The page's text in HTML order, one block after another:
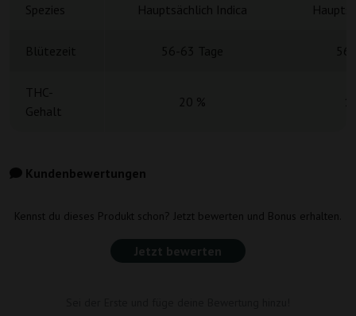
Spezies Hauptsächlich Indica
THC-
Gehalt
20 %
Kundenbewertungen
Kennst du dieses Produkt schon? Jetzt bewerten und Bonus erhalten.
Jetzt bewerten